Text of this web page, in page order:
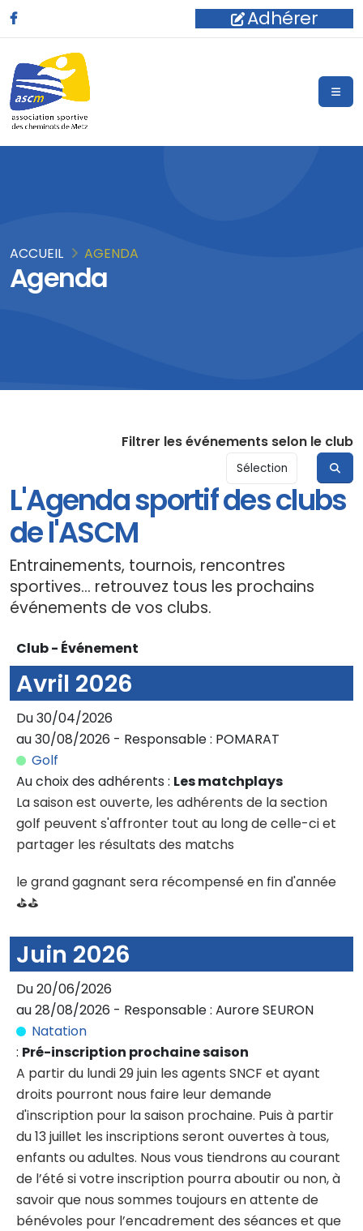
Adhérer
Agenda
ACCUEIL AGENDA
Filtrer les événements selon le club
L'Agenda sportif des clubs
de l'ASCM
Entrainements, tournois, rencontres
sportives... retrouvez tous les prochains
événements de vos clubs.
Club - Événement
Avril 2026
Du 30/04/2026
au 30/08/2026 - Responsable : POMARAT
Golf
Au choix des adhérents : Les matchplays
La saison est ouverte, les adhérents de la section
golf peuvent s'affronter tout au long de celle-ci et
partager les résultats des matchs
le grand gagnant sera récompensé en fin d'année
⛳️⛳️
Juin 2026
Du 20/06/2026
au 28/08/2026 - Responsable : Aurore SEURON
Natation
: Pré-inscription prochaine saison
A partir du lundi 29 juin les agents SNCF et ayant
droits pourront nous faire leur demande
d'inscription pour la saison prochaine. Puis à partir
du 13 juillet les inscriptions seront ouvertes à tous,
enfants ou adultes. Nous vous tiendrons au courant
de l’été si votre inscription pourra aboutir ou non, à
savoir que nous sommes toujours en attente de
bénévoles pour l’encadrement des séances et que